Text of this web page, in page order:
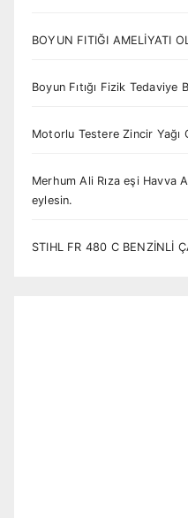
BOYUN FITIĞI AMELİYATI
Boyun Fıtığı Fizik Tedaviye
Motorlu Testere Zincir Yağı
Merhum Ali Rıza eşi Havva
eylesin.
STIHL FR 480 C BENZİNLİ